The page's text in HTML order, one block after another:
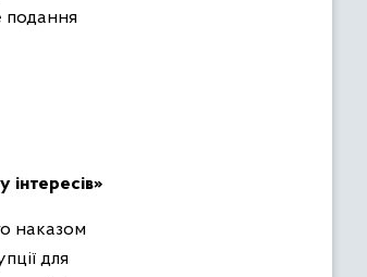
подання
інтересів»
наказом
для